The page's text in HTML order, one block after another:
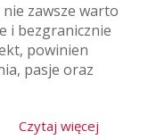
zawsze warto
i bezgranicznie
powinien
pasje oraz
Czytaj więcej